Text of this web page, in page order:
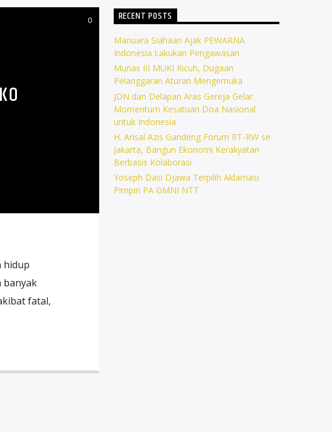
0
hidup
banyak
fatal,
RECENT POSTS
Manuara Siahaan Ajak PEWARNA
Indonesia Lakukan Pengawasan
Munas III MUKI Ricuh, Dugaan
Pelanggaran Aturan Mengemuka
JDN dan Delapan Aras Gereja Gelar
Momentum Kesatuan Doa Nasional
untuk Indonesia
H. Arisal Azis Gandeng Forum RT-RW se-
Jakarta, Bangun Ekonomi Kerakyatan
Berbasis Kolaborasi
Yoseph Dasi Djawa Terpilih Aklamasi
Pimpin PA GMNI NTT